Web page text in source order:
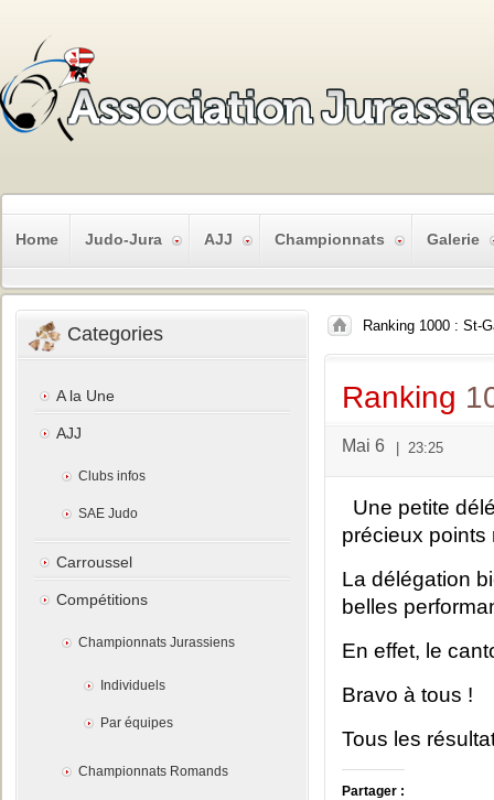
Home Judo-Jura AJJ Championnats Galerie
Ranking 1000 : St-
Ranking
Mai 6 23:25
Une petite
précieux points
La délégation
belles
En effet, le
Bravo à tous !
Tous les
Partager :
Categories
A la Une
AJJ
Clubs infos
SAE Judo
Carroussel
Compétitions
Championnats Jurassiens
Individuels
Par équipes
Championnats Romands